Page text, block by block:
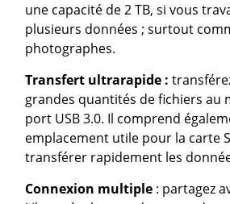
une capacité de 2 TB, si vous
plusieurs données ; surtout
photographes.
Transfert ultrarapide :
grandes quantités de fichiers au
port USB 3.0. Il comprend
emplacement utile pour la carte
transférer rapidement les
Connexion multiple : partagez